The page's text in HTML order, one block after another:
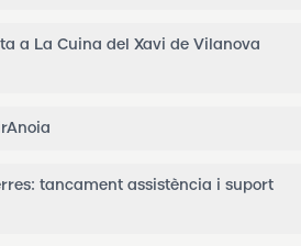
a La Cuina del Xavi de Vilanova
tancament assistència i suport